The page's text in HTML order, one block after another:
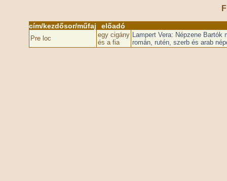
cím/kezdősor/műfaj előadó
Pre loc
egy cigány
és a fia
Lampert Vera: Népzene
román, rutén, szerb és arab